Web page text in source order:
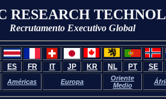
RESEARCH
Recrutamento Executivo Global
ES FR IT JP KR NL PT SE
Américas Europa
Oriente
Ḿedio